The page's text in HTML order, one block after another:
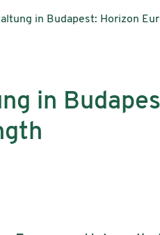
in Budapest: Horizon
in